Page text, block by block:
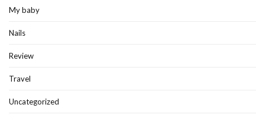
My baby
Nails
Review
Travel
Uncategorized